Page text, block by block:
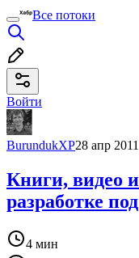
Все потоки
Войти
BurundukXP28 апр
Книги, видео
разработке
4 мин